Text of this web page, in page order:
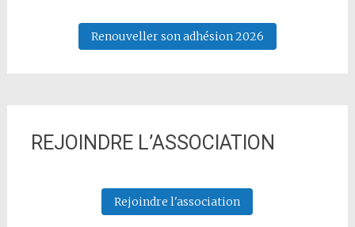
Renouveller son adhésion 2026
REJOINDRE L’ASSOCIATION
Rejoindre l'association